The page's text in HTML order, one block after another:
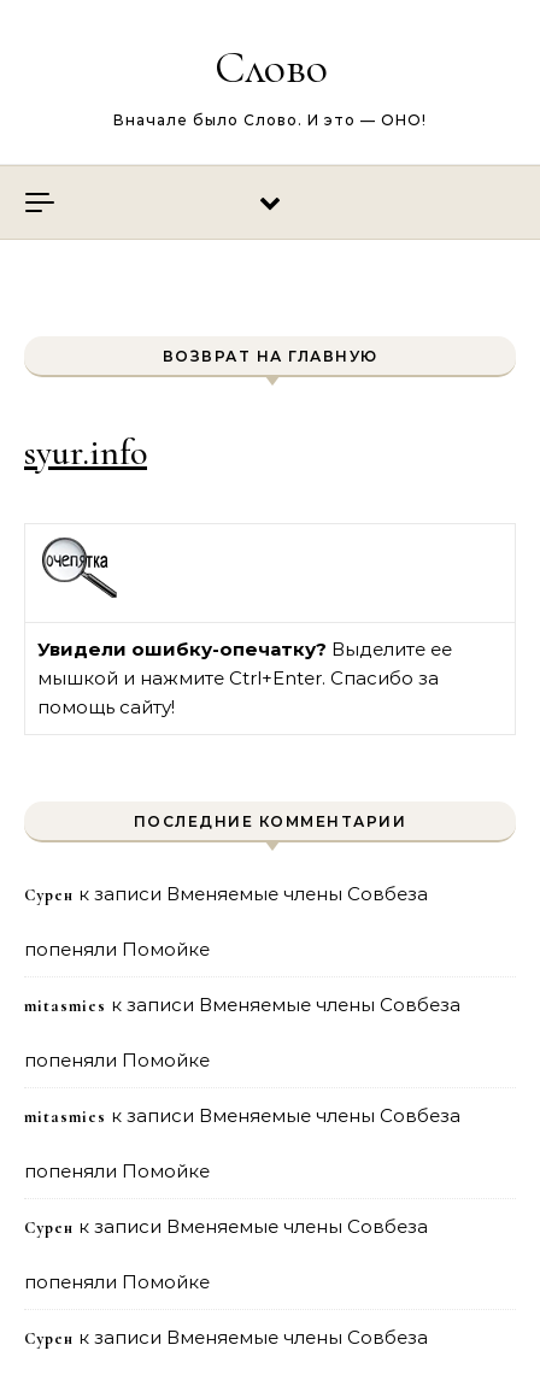
Слово
Вначале было Слово. И это — ОНО!
ВОЗВРАТ НА ГЛАВНУЮ
syur.info
Увидели ошибку-опечатку? Выделите ее
мышкой и нажмите Ctrl+Enter. Спасибо за
помощь сайту!
ПОСЛЕДНИЕ КОММЕНТАРИИ
Сурен к записи Вменяемые члены Совбеза
попеняли Помойке
mitasmies к записи Вменяемые члены Совбеза
попеняли Помойке
mitasmies к записи Вменяемые члены Совбеза
попеняли Помойке
Сурен к записи Вменяемые члены Совбеза
попеняли Помойке
Сурен к записи Вменяемые члены Совбеза